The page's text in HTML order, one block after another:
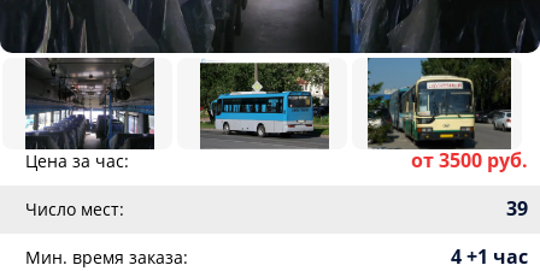
Цена за час: от 3500 руб.
Число мест: 39
Мин. время заказа: 4 +1 час